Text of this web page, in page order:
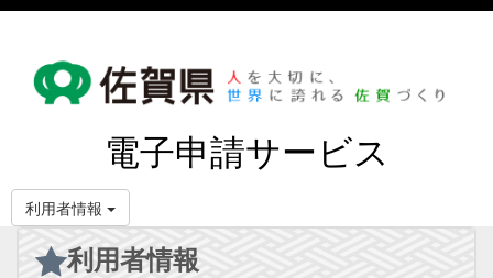
電子申請サービス
利用者情報
利用者情報